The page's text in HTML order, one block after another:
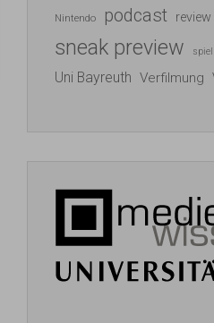
Nintendo podcast review
sneak preview spiel
Uni Bayreuth Verfilmung